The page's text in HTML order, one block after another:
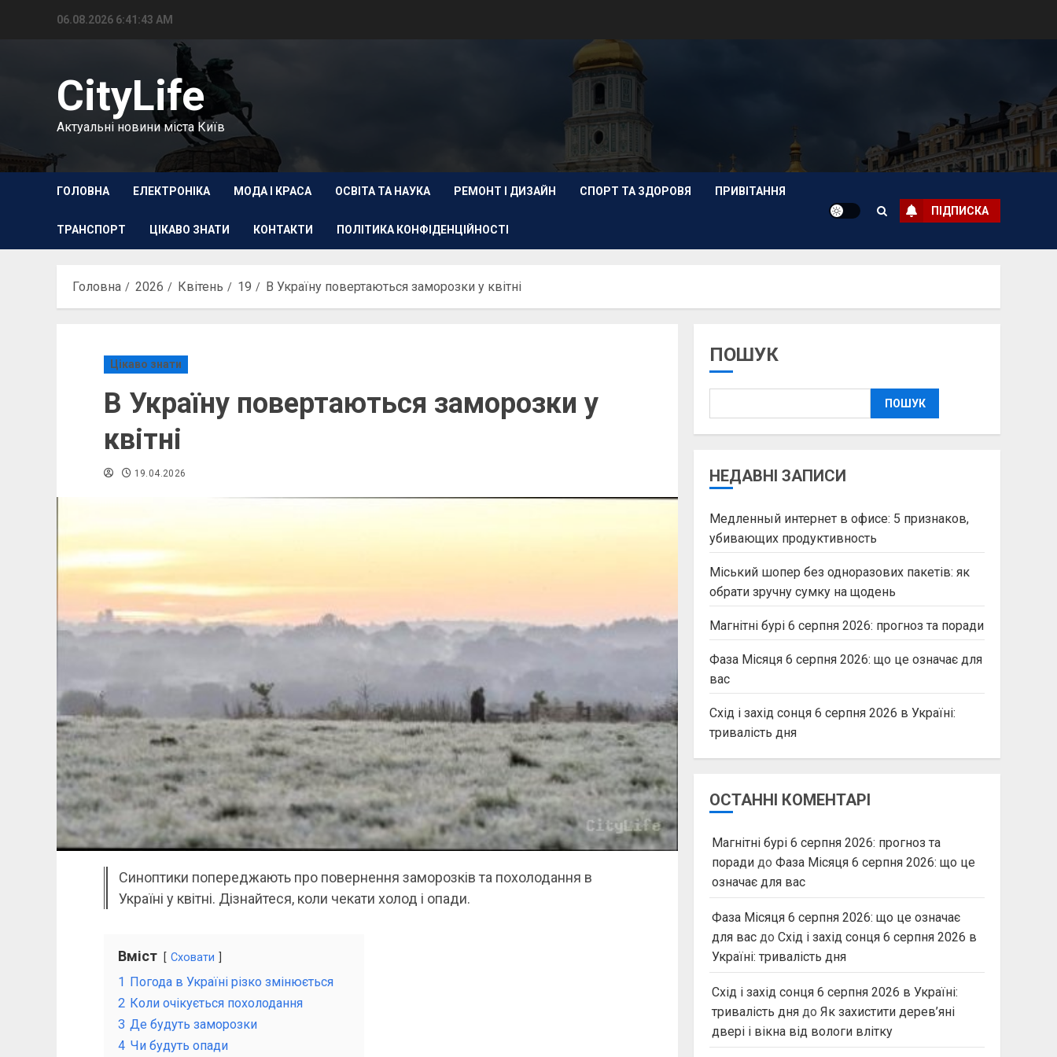
06.08.2026 6:41:44 AM
CityLife
Актуальні новини міста Київ
ГОЛОВНА ЕЛЕКТРОНІКА МОДА І КРАСА ОСВІТА ТА НАУКА РЕМОНТ І ДИЗАЙН СПОРТ ТА ЗДОРОВЯ ПРИВІТАННЯ
ТРАНСПОРТ ЦІКАВО ЗНАТИ КОНТАКТИ ПОЛІТИКА КОНФІДЕНЦІЙНОСТІ
ПІДПИСКА
Головна 2026 Квітень 19 В Україну повертаються заморозки у квітні
Цікаво знати
В Україну повертаються заморозки у
квітні
19.04.2026
Синоптики попереджають про повернення заморозків та похолодання в
Україні у квітні. Дізнайтеся, коли чекати холод і опади.
Вміст Сховати
1 Погода в Україні різко змінюється
2 Коли очікується похолодання
3 Де будуть заморозки
4 Чи будуть опади
ПОШУК
ПОШУК
НЕДАВНІ ЗАПИСИ
Медленный интернет в офисе: 5 признаков,
убивающих продуктивность
Міський шопер без одноразових пакетів: як
обрати зручну сумку на щодень
Магнітні бурі 6 серпня 2026: прогноз та поради
Фаза Місяця 6 серпня 2026: що це означає для
вас
Схід і захід сонця 6 серпня 2026 в Україні:
тривалість дня
ОСТАННІ КОМЕНТАРІ
Магнітні бурі 6 серпня 2026: прогноз та
порадидо Фаза Місяця 6 серпня 2026: що це
означає для вас
Фаза Місяця 6 серпня 2026: що це означає
для васдо Схід і захід сонця 6 серпня 2026 в
Україні: тривалість дня
Схід і захід сонця 6 серпня 2026 в Україні:
тривалість днядо Як захистити дерев’яні
двері і вікна від вологи влітку